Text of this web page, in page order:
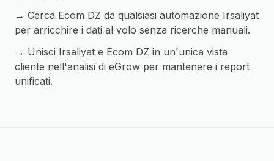
→ Cerca Ecom DZ da qualsiasi automazione Irsaliyat
per arricchire i dati al volo senza ricerche manuali.
→ Unisci Irsaliyat e Ecom DZ in un'unica vista
cliente nell'analisi di eGrow per mantenere i report
unificati.